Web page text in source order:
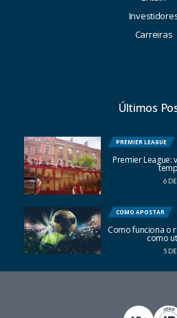
Carreiras
Últimos
PREMIER LEAGUE
Premier League:
6
COMO APOSTAR
Como funciona o
como
5